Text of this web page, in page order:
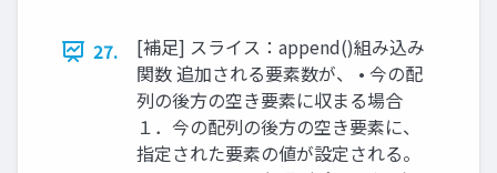
27.
[補足] スライス：append()組み込み
関数 追加される要素数が、 • 今の配
列の後方の空き要素に収まる場合
１．今の配列の後方の空き要素に、
指定された要素の値が設定される。